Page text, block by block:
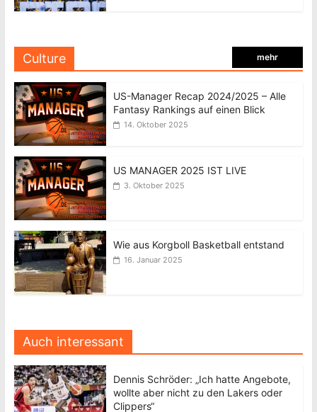
Culture mehr
US-Manager Recap 2024/2025 – Alle
Fantasy Rankings auf einen Blick
14. Oktober 2025
US MANAGER 2025 IST LIVE
3. Oktober 2025
Wie aus Korgboll Basketball entstand
16. Januar 2025
Auch interessant
Dennis Schröder: „Ich hatte Angebote,
wollte aber nicht zu den Lakers oder
Clippers“